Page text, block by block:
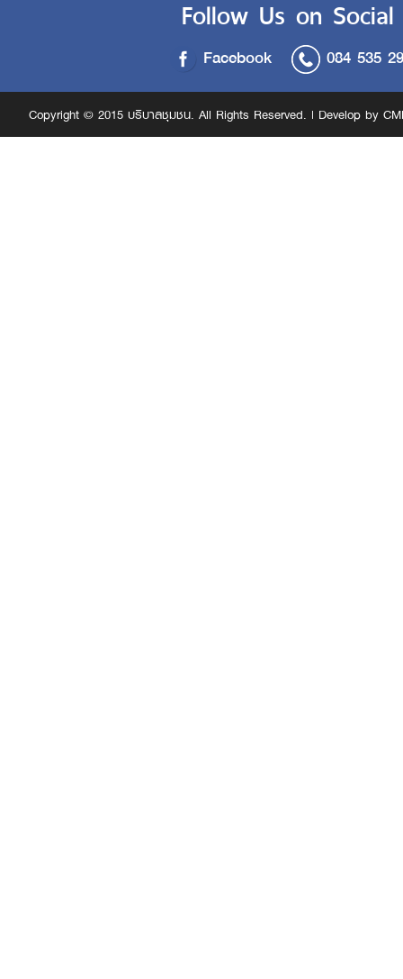
Follow Us on Social
Facebook 084 535
Copyright © 2015 บริบาลชุมชน. All Rights Reserved. | Develop by